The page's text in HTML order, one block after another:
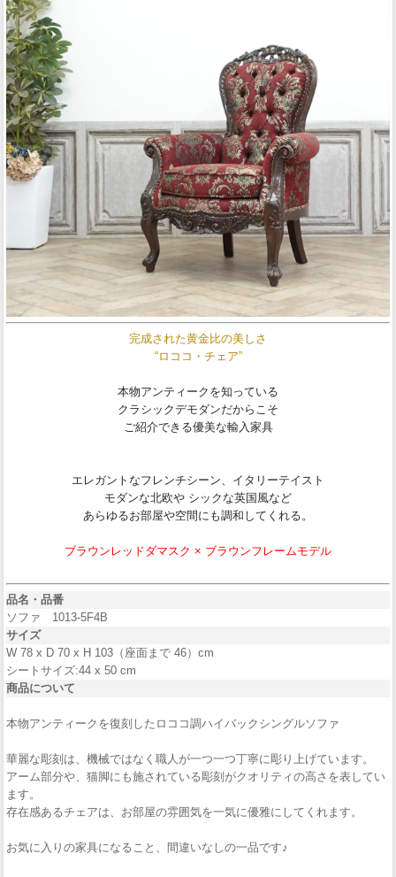
完成された黄金比の美しさ
“ロココ・チェア”
本物アンティークを知っている
クラシックデモダンだからこそ
ご紹介できる優美な輸入家具
エレガントなフレンチシーン、イタリーテイスト
モダンな北欧や シックな英国風など
あらゆるお部屋や空間にも調和してくれる。
ブラウンレッドダマスク × ブラウンフレームモデル
品名・品番
ソファ 1013-5F4B
サイズ
W 78 x D 70 x H 103（座面まで 46）cm
シートサイズ:44 x 50 cm
商品について
本物アンティークを復刻したロココ調ハイバックシングルソファ
華麗な彫刻は、機械ではなく職人が一つ一つ丁寧に彫り上げています。
アーム部分や、猫脚にも施されている彫刻がクオリティの高さを表してい
ます。
存在感あるチェアは、お部屋の雰囲気を一気に優雅にしてくれます。
お気に入りの家具になること、間違いなしの一品です♪